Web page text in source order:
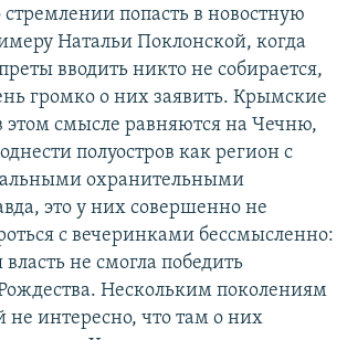
стремлении попасть в новостную
Натальи Поклонской, когда
вводить никто не собирается,
громко о них заявить. Крымские
этом смысле равняются на Чечню,
полуостров как регион с
охранительными
это у них совершенно не
с вечеринками бессмысленно:
не смогла победить
Нескольким поколениям
интересно, что там о них